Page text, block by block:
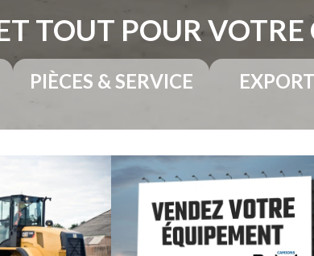
TOUT POUR
PIÈCES & SERVICE